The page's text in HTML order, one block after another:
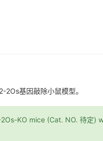
基因敲除小鼠模型。
KO mice (Cat. NO. 待定)